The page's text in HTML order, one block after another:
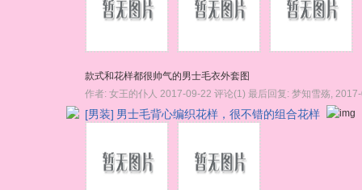
款式和花样都很帅气的男士毛衣外套图
作者: 女王的仆人 2017-09-22 评论(1) 最后回复: 梦知雪殇
[男装] 男士毛背心编织花样，很不错的组合花样